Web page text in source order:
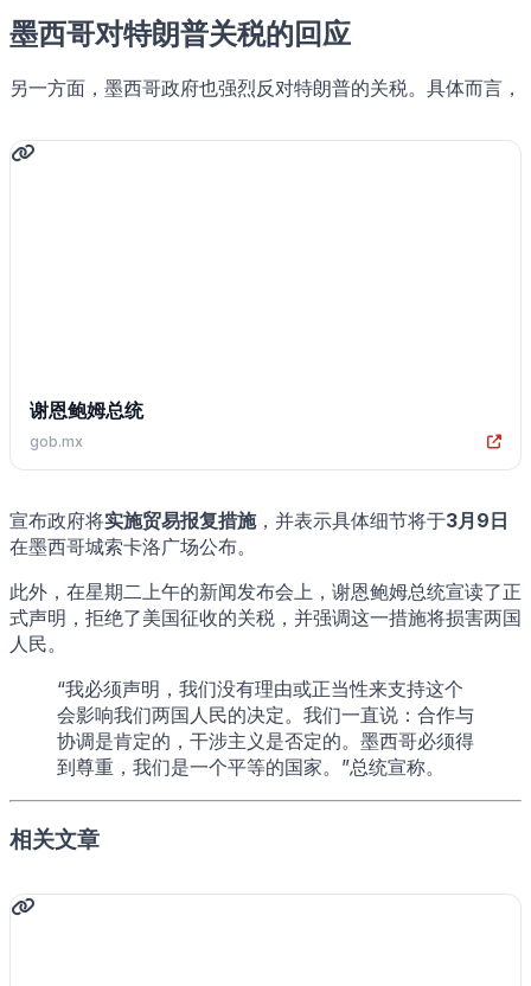
墨西哥对特朗普关税的回应
另一方面，墨西哥政府也强烈反对特朗普的关税。具体而言，
谢恩鲍姆总统
gob.mx
宣布政府将实施贸易报复措施，并表示具体细节将于3月9日
在墨西哥城索卡洛广场公布。
此外，在星期二上午的新闻发布会上，谢恩鲍姆总统宣读了正
式声明，拒绝了美国征收的关税，并强调这一措施将损害两国
人民。
“我必须声明，我们没有理由或正当性来支持这个
会影响我们两国人民的决定。我们一直说：合作与
协调是肯定的，干涉主义是否定的。墨西哥必须得
到尊重，我们是一个平等的国家。”总统宣称。
相关文章